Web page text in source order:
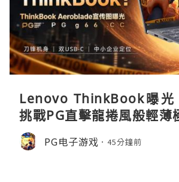
Lenovo ThinkBook曝光
挑戰PG直擊龍捲風般輕薄
PG电子游戏 45分鐘前